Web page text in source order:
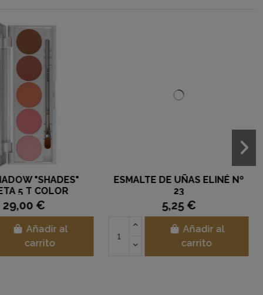
"SHADES"
5 T COLOR
KRYOLAN
29,00 €
Añadir al
carrito
ESMALTE DE UÑAS ELINÉ Nº
23
5,25 €
Añadir al
carrito